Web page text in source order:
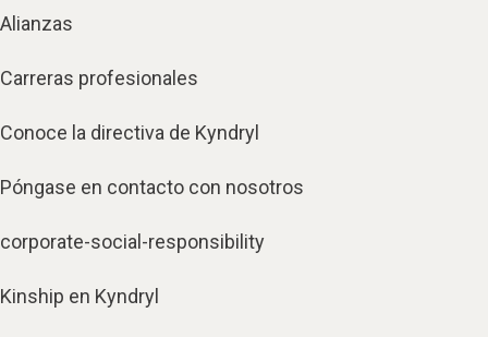
Alianzas
Carreras profesionales
Conoce la directiva de Kyndryl
Póngase en contacto con nosotros
corporate-social-responsibility
Kinship en Kyndryl